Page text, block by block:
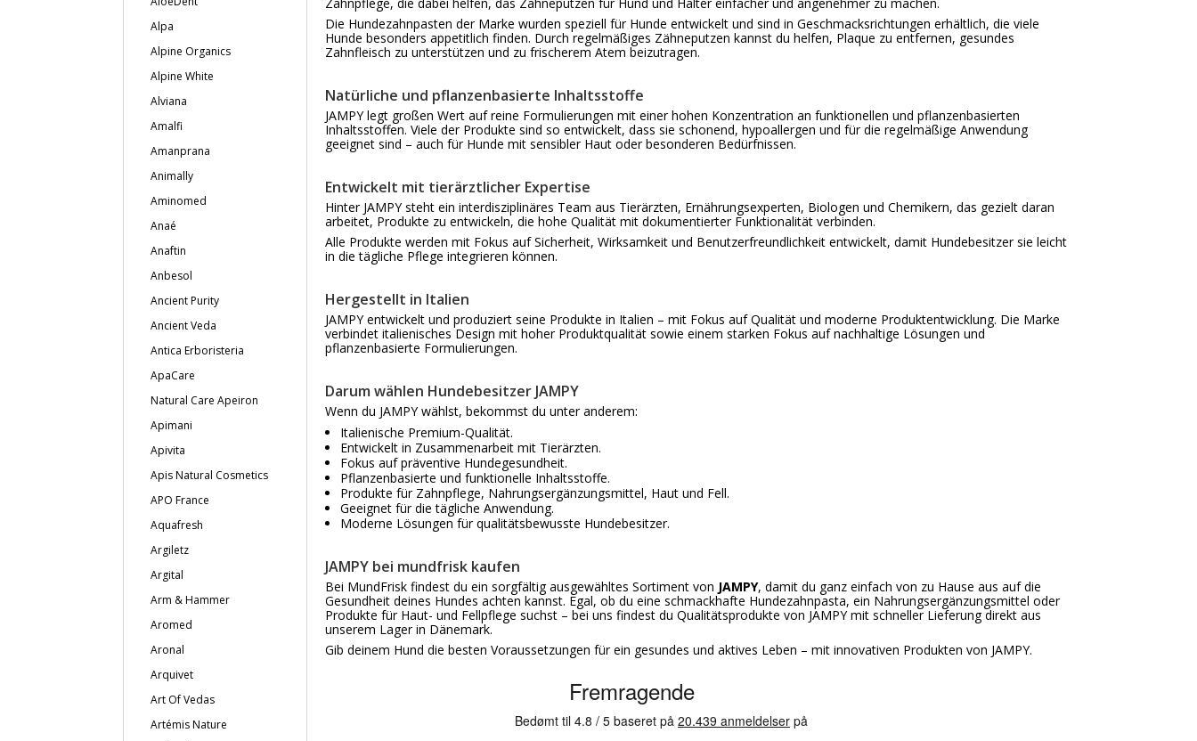
Alpa
Alpine Organics
Alpine White
Alviana
Amalfi
Amanprana
Animally
Aminomed
Anaé
Anaftin
Anbesol
Ancient Purity
Ancient Veda
Antica Erboristeria
ApaCare
Natural Care Apeiron
Apimani
Apivita
Apis Natural Cosmetics
APO France
Aquafresh
Argiletz
Argital
Arm & Hammer
Aromed
Aronal
Arquivet
Art Of Vedas
Artémis Nature
Die Hundezahnpasten der Marke wurden speziell für Hunde entwickelt und sind in Geschmacksrichtungen erhältlich, die viele
Hunde besonders appetitlich finden. Durch regelmäßiges Zähneputzen kannst du helfen, Plaque zu entfernen, gesundes
Zahnfleisch zu unterstützen und zu frischerem Atem beizutragen.
Natürliche und pflanzenbasierte Inhaltsstoffe
JAMPY legt großen Wert auf reine Formulierungen mit einer hohen Konzentration an funktionellen und pflanzenbasierten
Inhaltsstoffen. Viele der Produkte sind so entwickelt, dass sie schonend, hypoallergen und für die regelmäßige Anwendung
geeignet sind – auch für Hunde mit sensibler Haut oder besonderen Bedürfnissen.
Entwickelt mit tierärztlicher Expertise
Hinter JAMPY steht ein interdisziplinäres Team aus Tierärzten, Ernährungsexperten, Biologen und Chemikern, das gezielt daran
arbeitet, Produkte zu entwickeln, die hohe Qualität mit dokumentierter Funktionalität verbinden.
Alle Produkte werden mit Fokus auf Sicherheit, Wirksamkeit und Benutzerfreundlichkeit entwickelt, damit Hundebesitzer sie leicht
in die tägliche Pflege integrieren können.
Hergestellt in Italien
JAMPY entwickelt und produziert seine Produkte in Italien – mit Fokus auf Qualität und moderne Produktentwicklung. Die Marke
verbindet italienisches Design mit hoher Produktqualität sowie einem starken Fokus auf nachhaltige Lösungen und
pflanzenbasierte Formulierungen.
Darum wählen Hundebesitzer JAMPY
Wenn du JAMPY wählst, bekommst du unter anderem:
Italienische Premium-Qualität.
Entwickelt in Zusammenarbeit mit Tierärzten.
Fokus auf präventive Hundegesundheit.
Pflanzenbasierte und funktionelle Inhaltsstoffe.
Produkte für Zahnpflege, Nahrungsergänzungsmittel, Haut und Fell.
Geeignet für die tägliche Anwendung.
Moderne Lösungen für qualitätsbewusste Hundebesitzer.
JAMPY bei mundfrisk kaufen
Bei MundFrisk findest du ein sorgfältig ausgewähltes Sortiment von JAMPY, damit du ganz einfach von zu Hause aus auf die
Gesundheit deines Hundes achten kannst. Egal, ob du eine schmackhafte Hundezahnpasta, ein Nahrungsergänzungsmittel oder
Produkte für Haut- und Fellpflege suchst – bei uns findest du Qualitätsprodukte von JAMPY mit schneller Lieferung direkt aus
unserem Lager in Dänemark.
Gib deinem Hund die besten Voraussetzungen für ein gesundes und aktives Leben – mit innovativen Produkten von JAMPY.